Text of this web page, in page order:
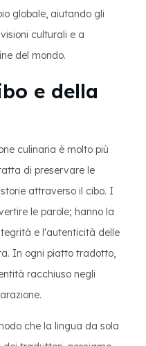
globale, aiutando gli
culturali e a
del mondo.
e della
culinaria è molto più
di preservare le
attraverso il cibo. I
le parole; hanno la
e l'autenticità delle
In ogni piatto tradotto,
racchiuso negli
che la lingua da sola